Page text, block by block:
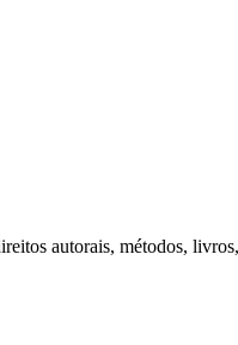
autorais, métodos,